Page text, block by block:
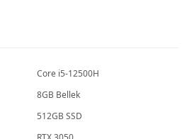
Core i5-12500H
8GB Bellek
512GB SSD